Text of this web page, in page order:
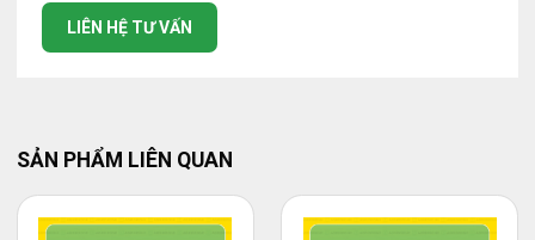
LIÊN HỆ TƯ VẤN
SẢN PHẨM LIÊN QUAN